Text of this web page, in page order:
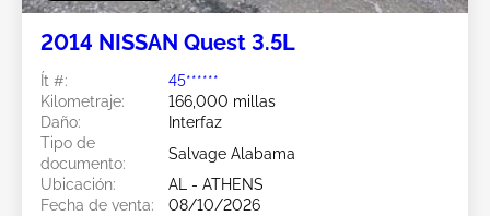
2014 NISSAN Quest 3.5L
Ít #:
45******
Kilometraje:
166,000 millas
Daño:
Interfaz
Tipo de
documento:
Salvage Alabama
Ubicación:
AL - ATHENS
Fecha de venta:
08/10/2026